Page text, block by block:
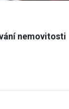
nemovitosti